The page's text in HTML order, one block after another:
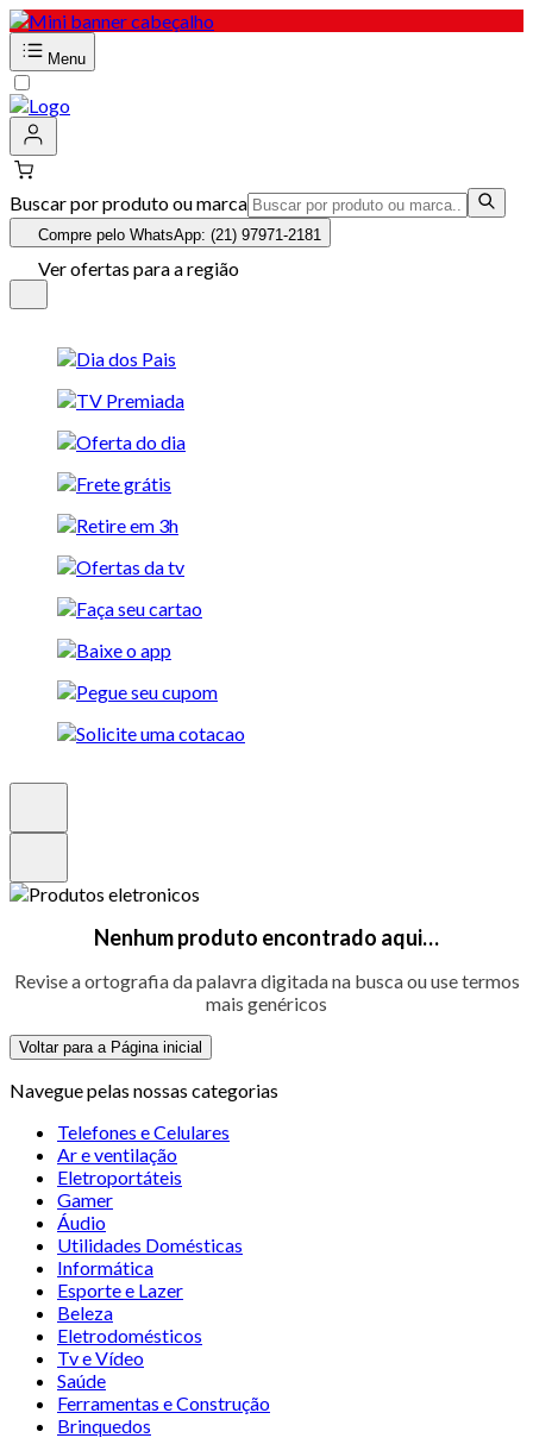
Menu
Buscar por produto ou marca
Compre pelo WhatsApp: (21) 97971-2181
Ver ofertas para a região
Nenhum produto encontrado aqui…
Revise a ortografia da palavra digitada na busca ou use termos
mais genéricos
Voltar para a Página inicial
Navegue pelas nossas categorias
Telefones e Celulares
Ar e ventilação
Eletroportáteis
Gamer
Áudio
Utilidades Domésticas
Informática
Esporte e Lazer
Beleza
Eletrodomésticos
Tv e Vídeo
Saúde
Ferramentas e Construção
Brinquedos